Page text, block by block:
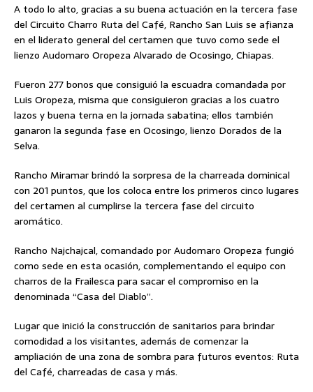
A todo lo alto, gracias a su buena actuación en la tercera fase
del Circuito Charro Ruta del Café, Rancho San Luis se afianza
en el liderato general del certamen que tuvo como sede el
lienzo Audomaro Oropeza Alvarado de Ocosingo, Chiapas.
Fueron 277 bonos que consiguió la escuadra comandada por
Luis Oropeza, misma que consiguieron gracias a los cuatro
lazos y buena terna en la jornada sabatina; ellos también
ganaron la segunda fase en Ocosingo, lienzo Dorados de la
Selva.
Rancho Miramar brindó la sorpresa de la charreada dominical
con 201 puntos, que los coloca entre los primeros cinco lugares
del certamen al cumplirse la tercera fase del circuito
aromático.
Rancho Najchajcal, comandado por Audomaro Oropeza fungió
como sede en esta ocasión, complementando el equipo con
charros de la Frailesca para sacar el compromiso en la
denominada “Casa del Diablo”.
Lugar que inició la construcción de sanitarios para brindar
comodidad a los visitantes, además de comenzar la
ampliación de una zona de sombra para futuros eventos: Ruta
del Café, charreadas de casa y más.